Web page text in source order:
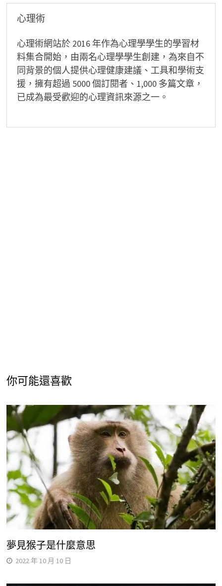
覽
心理術
心理術網站於 2016 年作為心理學學生的學習材
料集合開始，由兩名心理學學生創建，為來自不
同背景的個人提供心理健康建議、工具和學術支
援，擁有超過 5000 個訂閱者、1,000 多篇文章，
已成為最受歡迎的心理資訊來源之一。
你可能還喜歡
夢見猴子是什麼意思
2022 年 10 月 10 日